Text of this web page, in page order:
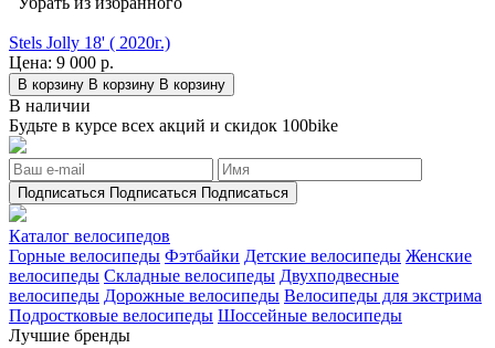
Stels Jolly 18' ( 2020г.)
Цена: 9 000 р.
В корзину В корзину В корзину
В наличии
Будьте в курсе всех акций и скидок 100bike
Подписаться Подписаться Подписаться
Каталог велосипедов
Горные велосипеды Фэтбайки Детские велосипеды Женские
велосипеды Складные велосипеды Двухподвесные
велосипеды Дорожные велосипеды Велосипеды для экстрима
Подростковые велосипеды Шоссейные велосипеды
Лучшие бренды